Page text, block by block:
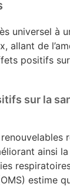
universel à
allant de
positifs sur
sur la
renouvelables
ainsi la
estime